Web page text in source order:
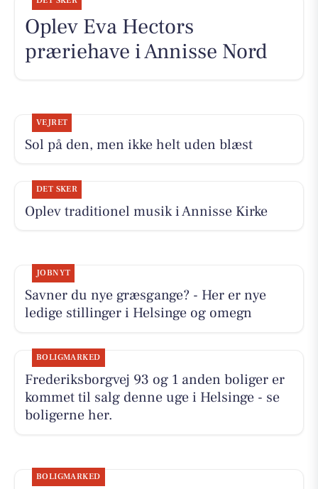
Oplev Eva Hectors
præriehave i Annisse Nord
VEJRET
Sol på den, men ikke helt uden blæst
DET SKER
Oplev traditionel musik i Annisse Kirke
JOBNYT
Savner du nye græsgange? - Her er nye
ledige stillinger i Helsinge og omegn
BOLIGMARKED
Frederiksborgvej 93 og 1 anden boliger er
kommet til salg denne uge i Helsinge - se
boligerne her.
BOLIGMARKED